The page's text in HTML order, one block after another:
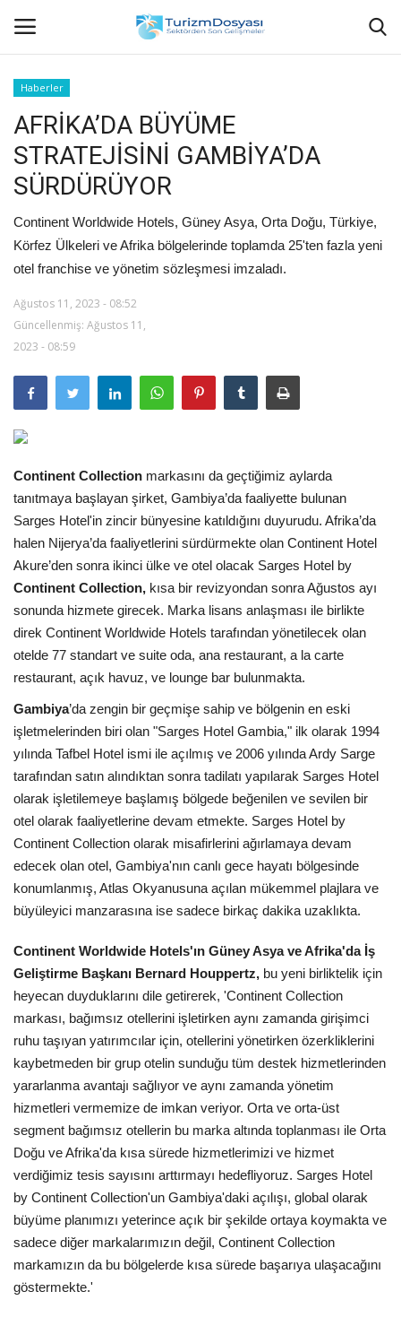
Anasayfa
Bize Ulaşın
Künye
Halil ÖNCÜ kimdir?
KVKK Aydınlatma Metni
Haberler
Görüntülü
Araştırma - İnceleme
Röportajlar
Gezi - Yorum
Sizlerden Gelenler
Yorumlar
Video Tanıtım
Köşe Yazarları
Galeri
Haberler
AFRİKA’DA BÜYÜME
STRATEJİSİNİ GAMBİYA’DA
SÜRDÜRÜYOR
Continent Worldwide Hotels, Güney Asya, Orta Doğu, Türkiye,
Körfez Ülkeleri ve Afrika bölgelerinde toplamda 25'ten fazla yeni
otel franchise ve yönetim sözleşmesi imzaladı.
Ağustos 11, 2023 - 08:52
Güncellenmiş: Ağustos 11,
2023 - 08:59
Continent Collection markasını da geçtiğimiz aylarda
tanıtmaya başlayan şirket, Gambiya’da faaliyette bulunan
Sarges Hotel'in zincir bünyesine katıldığını duyurudu. Afrika’da
halen Nijerya’da faaliyetlerini sürdürmekte olan Continent Hotel
Akure’den sonra ikinci ülke ve otel olacak Sarges Hotel by
Continent Collection, kısa bir revizyondan sonra Ağustos ayı
sonunda hizmete girecek. Marka lisans anlaşması ile birlikte
direk Continent Worldwide Hotels tarafından yönetilecek olan
otelde 77 standart ve suite oda, ana restaurant, a la carte
restaurant, açık havuz, ve lounge bar bulunmakta.
Gambiya’da zengin bir geçmişe sahip ve bölgenin en eski
işletmelerinden biri olan "Sarges Hotel Gambia," ilk olarak 1994
yılında Tafbel Hotel ismi ile açılmış ve 2006 yılında Ardy Sarge
tarafından satın alındıktan sonra tadilatı yapılarak Sarges Hotel
olarak işletilemeye başlamış bölgede beğenilen ve sevilen bir
otel olarak faaliyetlerine devam etmekte. Sarges Hotel by
Continent Collection olarak misafirlerini ağırlamaya devam
edecek olan otel, Gambiya'nın canlı gece hayatı bölgesinde
konumlanmış, Atlas Okyanusuna açılan mükemmel plajlara ve
büyüleyici manzarasına ise sadece birkaç dakika uzaklıkta.
Continent Worldwide Hotels'ın Güney Asya ve Afrika'da İş
Geliştirme Başkanı Bernard Houppertz, bu yeni birliktelik için
heyecan duyduklarını dile getirerek, 'Continent Collection
markası, bağımsız otellerini işletirken aynı zamanda girişimci
ruhu taşıyan yatırımcılar için, otellerini yönetirken özerkliklerini
kaybetmeden bir grup otelin sunduğu tüm destek hizmetlerinden
yararlanma avantajı sağlıyor ve aynı zamanda yönetim
hizmetleri vermemize de imkan veriyor. Orta ve orta-üst
segment bağımsız otellerin bu marka altında toplanması ile Orta
Doğu ve Afrika'da kısa sürede hizmetlerimizi ve hizmet
verdiğimiz tesis sayısını arttırmayı hedefliyoruz. Sarges Hotel
by Continent Collection'un Gambiya'daki açılışı, global olarak
büyüme planımızı yeterince açık bir şekilde ortaya koymakta ve
sadece diğer markalarımızın değil, Continent Collection
markamızın da bu bölgelerde kısa sürede başarıya ulaşacağını
göstermekte.'